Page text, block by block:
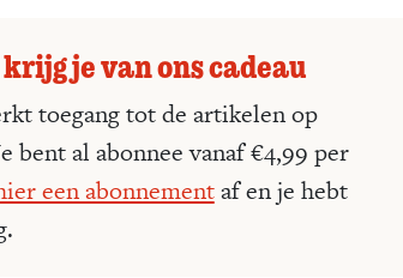
je van ons cadeau
toegang tot de artikelen op
bent al abonnee vanaf €4,99 per
een abonnementaf en je hebt